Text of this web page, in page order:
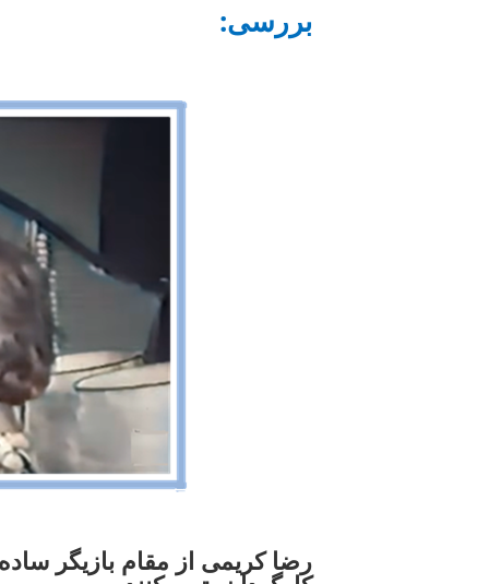
:بررسی
رضا کریمی از مقام بازیگر